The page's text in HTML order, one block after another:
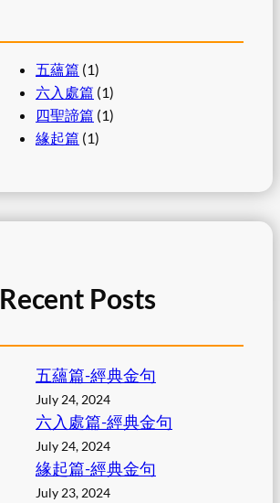
五蘊篇 (1)
六入處篇 (1)
四聖諦篇 (1)
緣起篇 (1)
Recent Posts
五蘊篇-經典金句
July 24, 2024
六入處篇-經典金句
July 24, 2024
緣起篇-經典金句
July 23, 2024